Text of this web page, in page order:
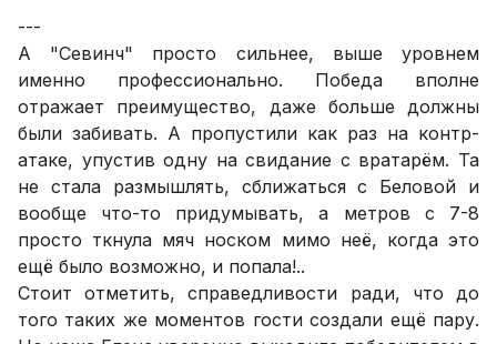
---
А "Севинч" просто сильнее, выше уровнем
именно профессионально. Победа вполне
отражает преимущество, даже больше должны
были забивать. А пропустили как раз на контр-
атаке, упустив одну на свидание с вратарём. Та
не стала размышлять, сближаться с Беловой и
вообще что-то придумывать, а метров с 7-8
просто ткнула мяч носком мимо неё, когда это
ещё было возможно, и попала!..
Стоит отметить, справедливости ради, что до
того таких же моментов гости создали ещё пару.